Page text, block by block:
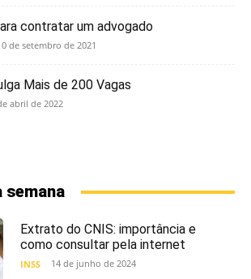
contratar um advogado
de setembro de 2021
Mais de 200 Vagas
abril de 2022
semana
Extrato do CNIS: importância e
como consultar pela internet
INSS 14 de junho de 2024